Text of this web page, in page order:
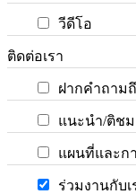
วีดีโอ
ติดต่อเรา
ฝากคำถาม
แนะนำ/ติชม
แผนที่และก
ร่วมงานกับเ